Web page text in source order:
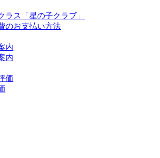
ラス「星の子クラブ」
のお支払い方法
内
内
価